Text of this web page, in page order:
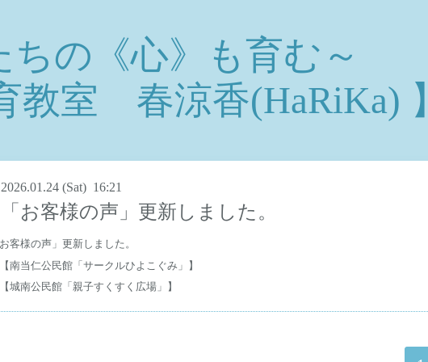
ちの《心》も育む～
教室 春涼香(HaRiKa) 】
2026.01.24 (Sat) 16:21
「お客様の声」更新しました。
お客様の声」更新しました。
南当仁公民館「サークルひよこぐみ」】
城南公民館「親子すくすく広場」】